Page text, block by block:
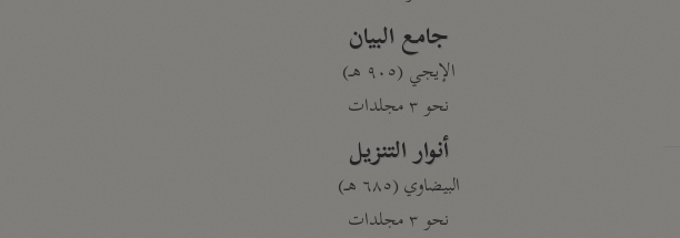
جامع البيان
الإيجي (٩٠٥ هـ)
نحو ٣ مجلدات
أنوار التنزيل
البيضاوي (٦٨٥ هـ)
نحو ٣ مجلدات